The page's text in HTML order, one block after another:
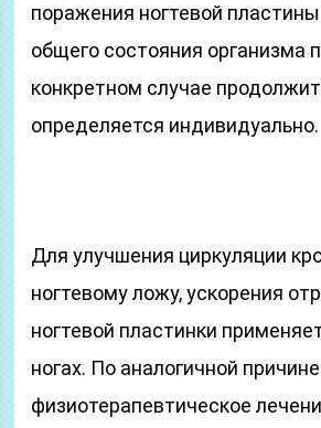
поражения ногтевой пластины
общего состояния организма
конкретном случае
определяется индивидуально.
Для улучшения циркуляции
ногтевому ложу, ускорения
ногтевой пластинки
ногах. По аналогичной
физиотерапевтическое